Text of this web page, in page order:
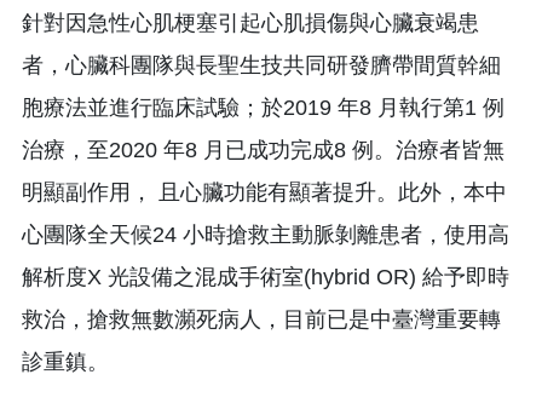
針對因急性心肌梗塞引起心肌損傷與心臟衰竭患
者，心臟科團隊與長聖生技共同研發臍帶間質幹細
胞療法並進行臨床試驗；於2019 年8 月執行第1 例
治療，至2020 年8 月已成功完成8 例。治療者皆無
明顯副作用， 且心臟功能有顯著提升。此外，本中
心團隊全天候24 小時搶救主動脈剝離患者，使用高
解析度X 光設備之混成手術室(hybrid OR) 給予即時
救治，搶救無數瀕死病人，目前已是中臺灣重要轉
診重鎮。